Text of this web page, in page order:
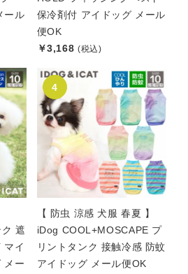
ール
保冷剤付 アイドッグ メール
便OK
￥3,168 (税込)
遮
マイ
メー
【 防虫 涼感 犬服 春夏 】
iDog COOL+MOSCAPE プ
リントタンク 接触冷感 防蚊
アイドッグ メール便OK